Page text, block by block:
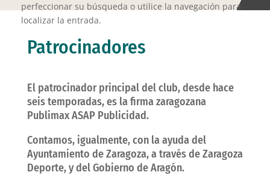
perfeccionar su búsqueda o utilice la navegación para
localizar la entrada.
Patrocinadores
El patrocinador principal del club, desde hace
seis temporadas, es la firma zaragozana
Publimax ASAP Publicidad.
Contamos, igualmente, con la ayuda del
Ayuntamiento de Zaragoza, a través de Zaragoza
Deporte, y del Gobierno de Aragón.